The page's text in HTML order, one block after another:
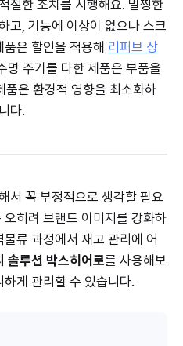
절한 조치를 시행해요. 멀쩡한
고, 기능에 이상이 없으나 스크
은 할인을 적용해 리퍼브 상
명 주기를 다한 제품은 부품을
은 환경적 영향을 최소화하
다.
서 꼭 부정적으로 생각할 필요
히려 브랜드 이미지를 강화하
류 과정에서 재고 관리에 어
솔루션 박스히어로를 사용해보
게 관리할 수 있습니다.